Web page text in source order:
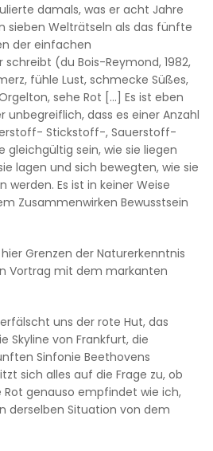
damals, was er acht Jahre
sieben Welträtseln als das fünfte
der einfachen
schreibt (du Bois-Reymond, 1982,
fühle Lust, schmecke Süßes,
sehe Rot […] Es ist eben
dass es einer Anzahl
Stickstoff-, Sauerstoff-
gleichgültig sein, wie sie liegen
lagen und sich bewegten, wie sie
werden. Es ist in keiner Weise
Zusammenwirken Bewusstsein
Grenzen der Naturerkenntnis
Vortrag mit dem markanten
uns der rote Hut, das
Skyline von Frankfurt, die
Sinfonie Beethovens
sich alles auf die Frage zu, ob
Rot genauso empfindet wie ich,
derselben Situation von dem